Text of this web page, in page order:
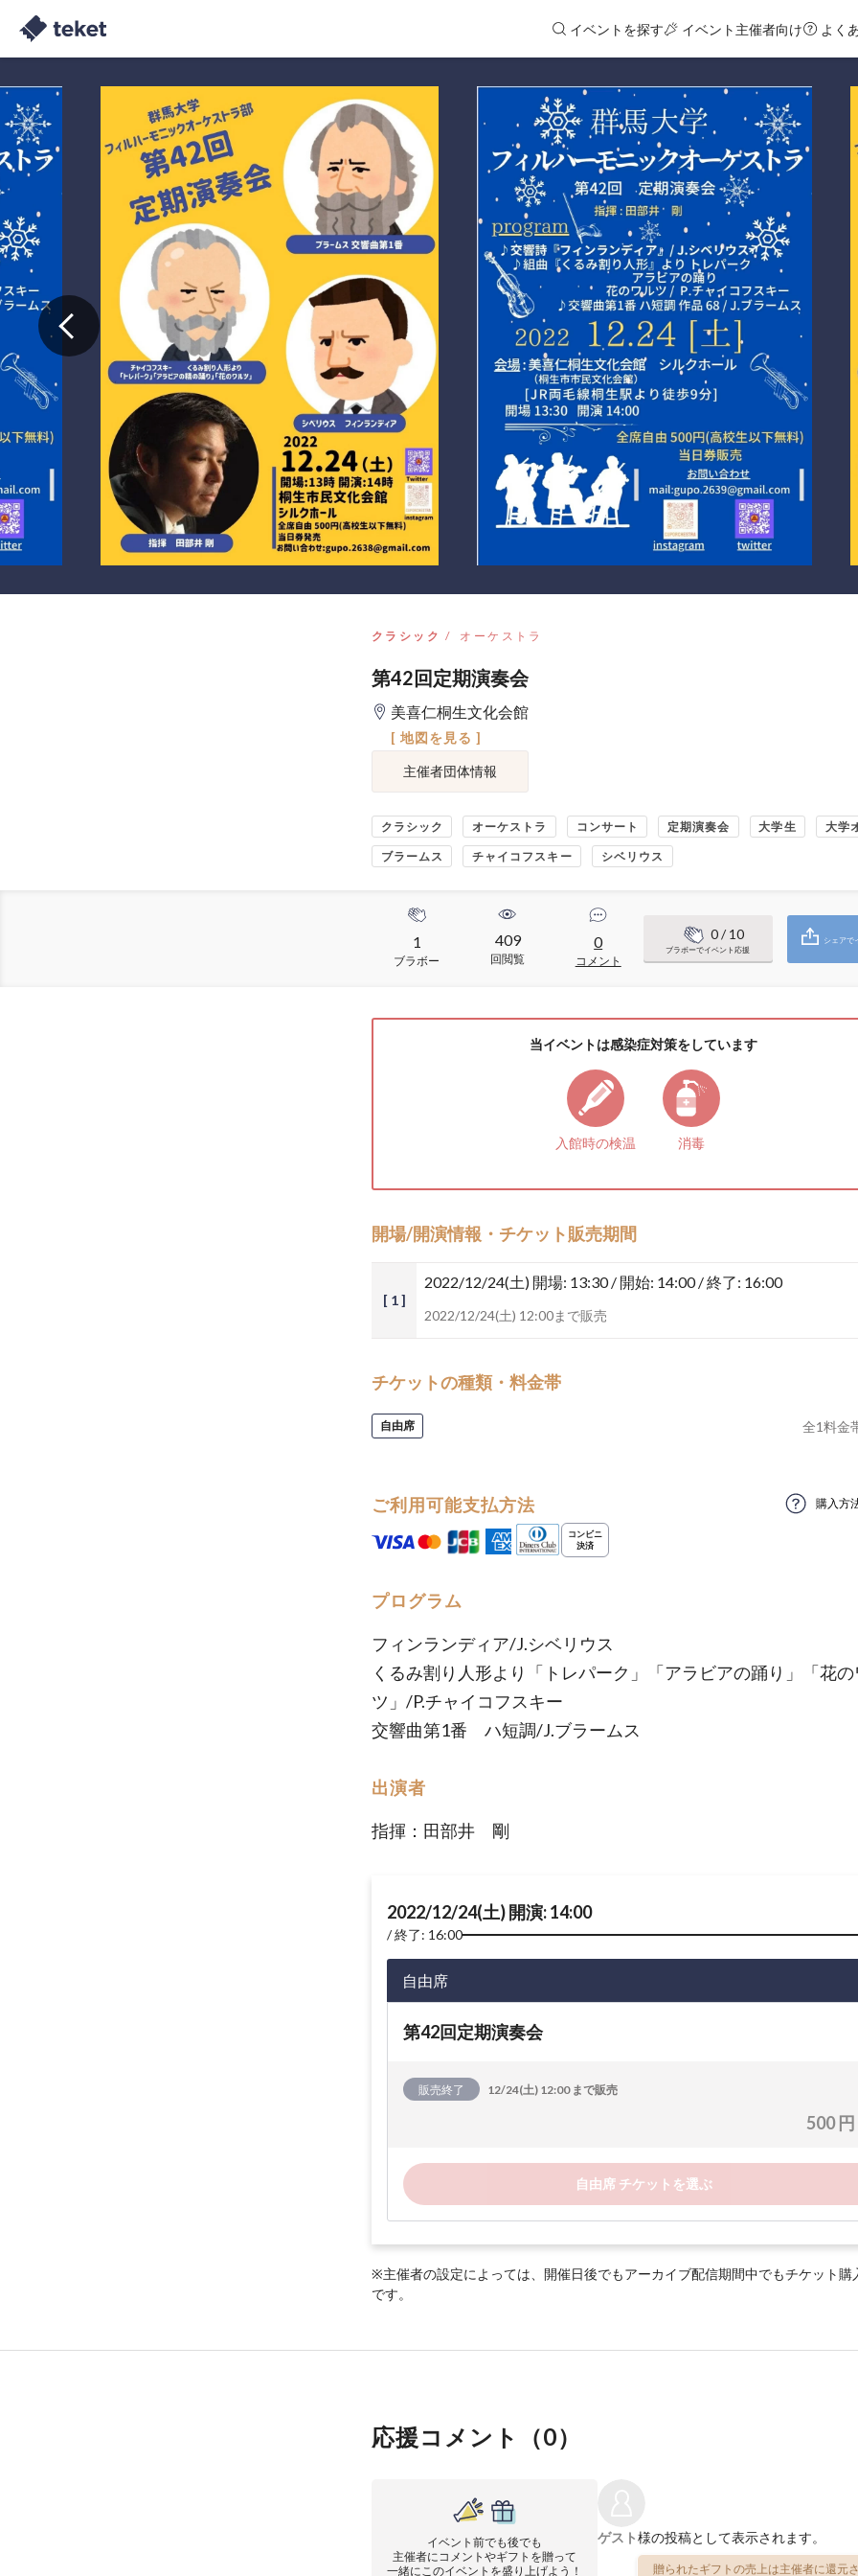
イベントを探す イベント主催者向け よく
クラシック オーケストラ
第42回定期演奏会
美喜仁桐生文化会館
[ 地図を見る ]
主催者団体情報
クラシック オーケストラ コンサート 定期演奏会 大学生 大学
ブラームス チャイコフスキー シベリウス
1
ブラボー
409
回閲覧
0
コメント
0/ 10
ブラボーでイベント応援
シェアで
当イベントは感染症対策をしています
入館時の検温 消毒
開場/開演情報・チケット販売期間
[ 1 ]
2022/12/24(土) 開場: 13:30 / 開始: 14:00 / 終了: 16:00
2022/12/24(土) 12:00まで販売
チケットの種類・料金帯
自由席 全1料金
ご利用可能支払方法 購入方
プログラム
フィンランディア/J.シベリウス
くるみ割り人形より「トレパーク」「アラビアの踊り」「花
ツ」/P.チャイコフスキー
交響曲第1番 ハ短調/J.ブラームス
出演者
指揮：田部井 剛
2022/12/24(土) 開演: 14:00
終了: 16:00
自由席
第42回定期演奏会
販売終了 12/24(土) 12:00 まで販売
500 円
自由席 チケットを選ぶ
※主催者の設定によっては、開催日後でもアーカイブ配信期間中でもチケット購
です。
応援コメント（0）
イベント前でも後でも
主催者にコメントやギフトを贈って
一緒にこのイベントを盛り上げよう！
ゲスト様の投稿として表示されます。
贈られたギフトの売上は主催者に還元